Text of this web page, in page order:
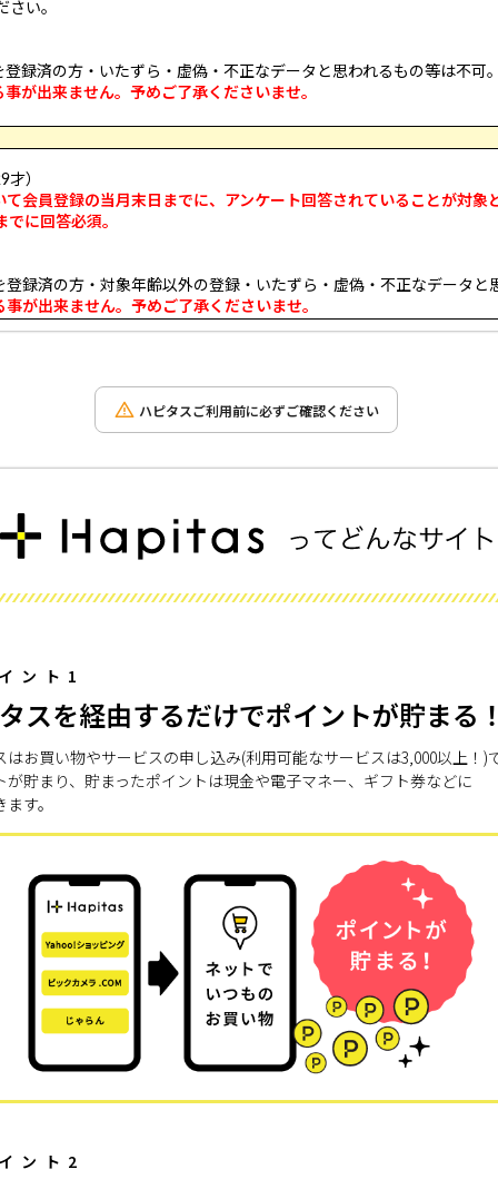
さい。
録済の方・いたずら・虚偽・不正なデータと思われるもの等は不可
が出来ません。予めご了承くださいませ。
才）
会員登録の当月末日までに、
アンケート回答されていることが対象
に回答必須。
録済の方・対象年齢以外の登録・いたずら・虚偽・不正なデータと
が出来ません。予めご了承くださいませ。
ハピタスご利用前に必ずご確認ください
ント1
スを経由するだけでポイントが貯まる
はお買い物やサービスの申し込み(利用可能なサービスは3,000以上！)
が貯まり、貯まったポイントは現金や電子マネー、ギフト券などに
す。
ント2